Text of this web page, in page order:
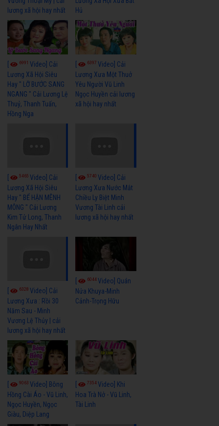
lương xã hội hay nhất
Hủ
6991 Video] Cải
Lương Xã Hội Siêu
Hay " LỠ BƯỚC SANG
NGANG " Cải Lương Lệ
Thuỷ, Thanh Tuấn,
Hồng Nga
6397Video] Cải
Lương Xưa Một Thuở
Yêu Người Vũ Linh
Ngọc Huyền cải lương
xã hội hay nhất
5465 Video] Cải
Lương Xã Hội Siêu
Hay " BỂ HẬN MÊNH
MÔNG " Cải Lương
Kim Tử Long, Thanh
Ngân Hay Nhất
5740Video] Cải
Lương Xưa Nước Mắt
Chiều Ly Biệt Minh
Vương Tài Linh cải
lương xã hội hay nhất
6328 Video] Cải
Lương Xưa : Rồi 30
Năm Sau - Minh
Vương Lệ Thủy | cải
lương xã hội hay nhất
6044Video] Quán
Nửa Khuya-Minh
Cảnh-Trọng Hữu
9063 Video] Bông
Hồng Cài Áo - Vũ Linh,
Ngọc Huyền, Ngọc
Giàu, Diệp Lang
7354Video] Khi
Hoa Trà Nở - Vũ Linh,
Tài Linh